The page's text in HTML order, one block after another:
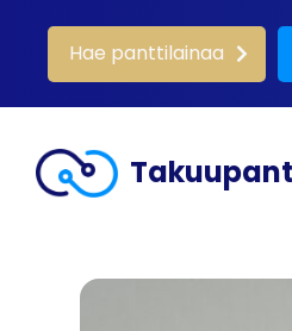
Hae panttilainaa